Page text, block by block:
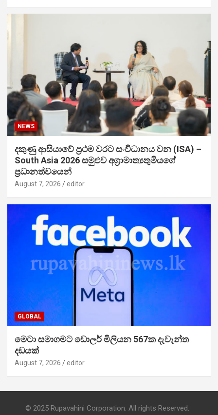
NEWS
දකුණු ආසියාවේ ප්‍රථම වරට සංවිධානය වන (ISA) –
South Asia 2026 සමුළුව අග්‍රාමාත්‍යතුමියගේ
ප්‍රධානත්වයෙන්
August 7, 2026 editor
GLOBAL
මෙටා සමාගමට ඩොලර් මිලියන 567ක දැවැන්ත
දඩයක්
August 7, 2026 editor
© 2025 Rupavahini Corporation. All rights Reserved.